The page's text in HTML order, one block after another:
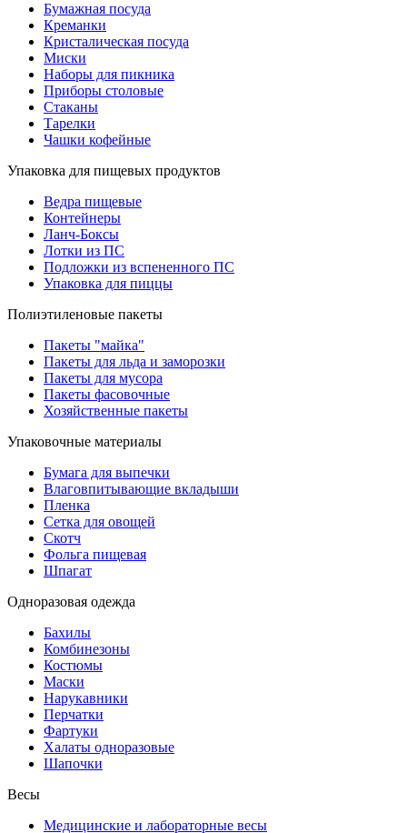
Бумажная посуда
Креманки
Кристалическая посуда
Миски
Наборы для пикника
Приборы столовые
Стаканы
Тарелки
Чашки кофейные
Упаковка для пищевых продуктов
Ведра пищевые
Контейнеры
Ланч-Боксы
Лотки из ПС
Подложки из вспененного ПС
Упаковка для пиццы
Полиэтиленовые пакеты
Пакеты "майка"
Пакеты для льда и заморозки
Пакеты для мусора
Пакеты фасовочные
Хозяйственные пакеты
Упаковочные материалы
Бумага для выпечки
Влаговпитывающие вкладыши
Пленка
Сетка для овощей
Скотч
Фольга пищевая
Шпагат
Одноразовая одежда
Бахилы
Комбинезоны
Костюмы
Маски
Нарукавники
Перчатки
Фартуки
Халаты одноразовые
Шапочки
Весы
Медицинские и лабораторные весы